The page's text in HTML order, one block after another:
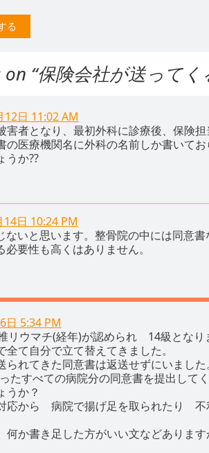
“保険会社が送って
12日 11:02 AM
害者となり、最初外科に診療後、保険
の医療機関名に外科の名前しか書いて
うか??
日 10:24 PM
ないと思います。整骨院の中には同意
要性も高くはありません。
日 5:34 PM
ウマチ(経年)が認められ 14級とな
全て自分で立て替えてきました。
れてきた同意書は返送せずにいました
すべての病院分の同意書を提出してく
うか？
応から 病院で揚げ足を取られたり 不
か書き足した方がいい文などあります